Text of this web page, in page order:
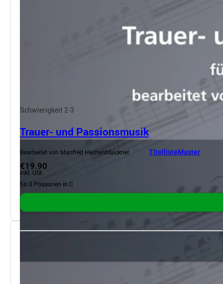
Schwierigkeit 2-3
Trauer- und Passionsmusik
Bearbeitet von Manfred Hechenblaickner TitellisteMuster
€19.90
inkl. USt.
für 3 Posaunen in C